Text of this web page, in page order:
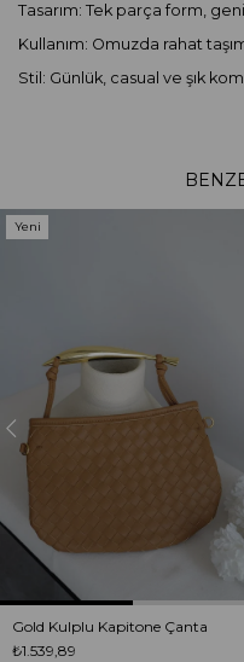
Tasarım: Tek parça form,
Kullanım: Omuzda rahat
Stil: Günlük, casual ve şık
Gold Kulplu Kapitone Çanta
₺1.539,89
Yeni